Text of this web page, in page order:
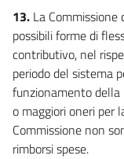
13. La
possibili forme di
contributivo, nel
periodo del sistema
funzionamento della
o maggiori oneri per
Commissione non
rimborsi spese.